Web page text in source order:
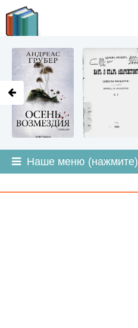
Наше меню (нажмите)
LITMIR.ORG